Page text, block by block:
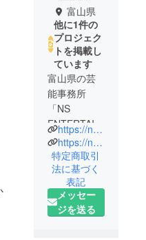
富山県
他に1件の
プロジェク
トを掲載し
ています
富山県の芸
能事務所
「NS
ENTERTAIN
MENT」で
す。
富山PRガー
ル（仮）や
富山PRキッ
ズ（仮）、
https://nse.new-select.net/
https://nse.new-select.net/tpg
特定商取引
法に基づく
表記
メッセー
ジを送る